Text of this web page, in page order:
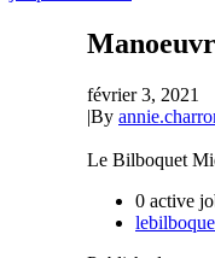
février 3, 2021
|By
Le Bilboquet
0 active